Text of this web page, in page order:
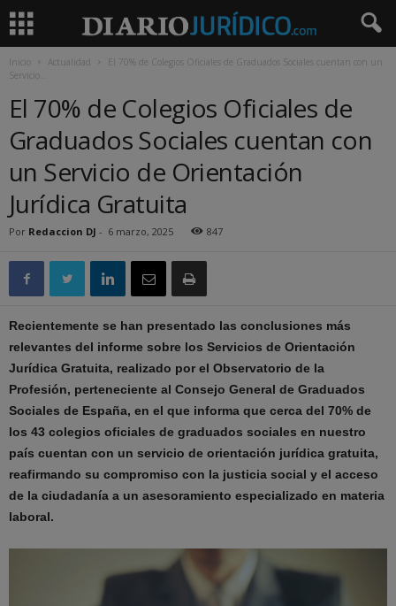
Inicio Actualidad
El 70% de Colegios Oficiales de Graduados Sociales cuentan con un
Servicio...
El 70% de Colegios Oficiales de
Graduados Sociales cuentan con
un Servicio de Orientación
Jurídica Gratuita
Por Redaccion DJ - 6 marzo, 2025 847
Recientemente se han presentado las conclusiones más
relevantes del informe sobre los Servicios de Orientación
Jurídica Gratuita, realizado por el Observatorio de la
Profesión, perteneciente al Consejo General de Graduados
Sociales de España, en el que informa que cerca del 70% de
los 43 colegios oficiales de graduados sociales en nuestro
país cuentan con un servicio de orientación jurídica gratuita,
reafirmando su compromiso con la justicia social y el acceso
de la ciudadanía a un asesoramiento especializado en materia
laboral.